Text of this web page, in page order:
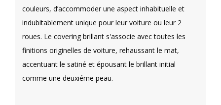
couleurs, d’accommoder une aspect inhabituelle et
indubitablement unique pour leur voiture ou leur 2
roues. Le covering brillant s'associe avec toutes les
finitions originelles de voiture, rehaussant le mat,
accentuant le satiné et épousant le brillant initial
comme une deuxiéme peau.